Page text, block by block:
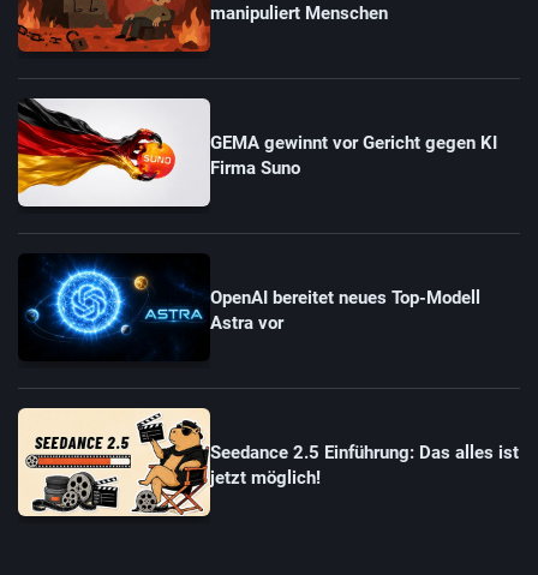
manipuliert Menschen
GEMA gewinnt vor Gericht gegen KI
Firma Suno
OpenAI bereitet neues Top-Modell
Astra vor
Seedance 2.5 Einführung: Das alles ist
jetzt möglich!